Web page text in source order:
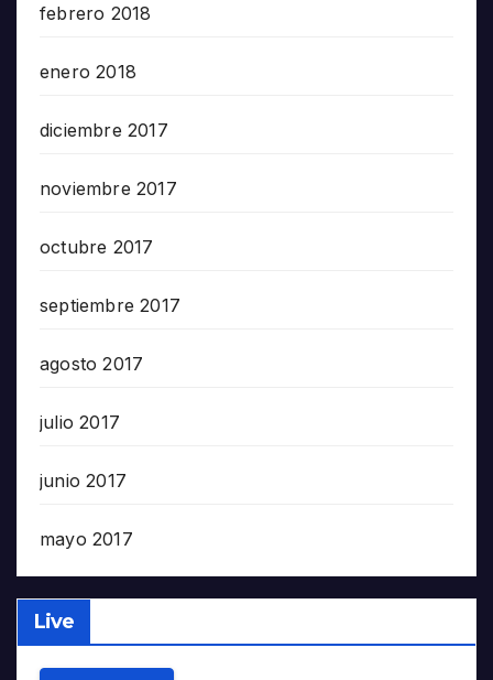
febrero 2018
enero 2018
diciembre 2017
noviembre 2017
octubre 2017
septiembre 2017
agosto 2017
julio 2017
junio 2017
mayo 2017
Live